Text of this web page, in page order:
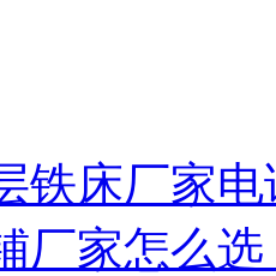
铁床厂家
厂家怎么